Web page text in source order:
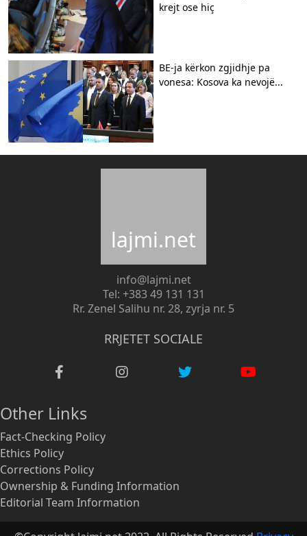
krejt ose hiç
BE-ja kërkon zgjidhje pa
vonesa: Kosova ka nevojë...
lajmi.net
info@lajmi.net
Tel: +383 49 131 131
Rr. Zenel Salihu nr. 28, zyrja nr. 5
RRJETET SOCIALE
Other Links
Fact-Checking Policy
Ethics Policy
Corrections Policy
Ownership & Funding Information
Editorial Team Information